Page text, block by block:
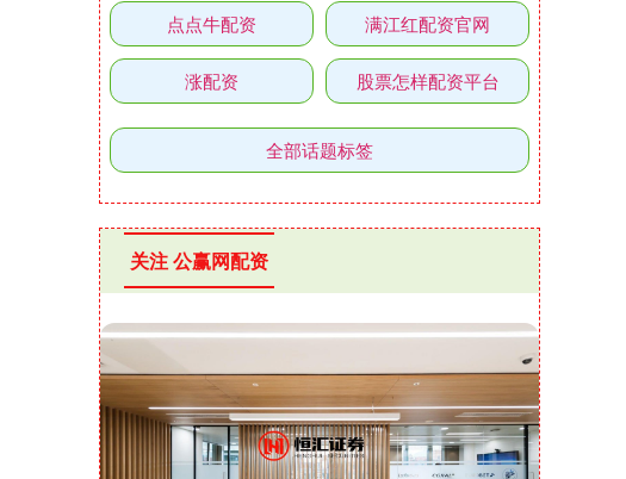
点点牛配资 满江红配资官网
涨配资 股票怎样配资平台
全部话题标签
关注 公赢网配资